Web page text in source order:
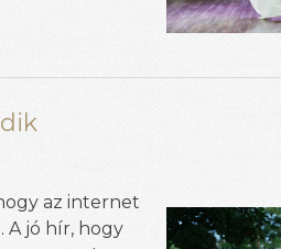
az internet
A jó hír, hogy